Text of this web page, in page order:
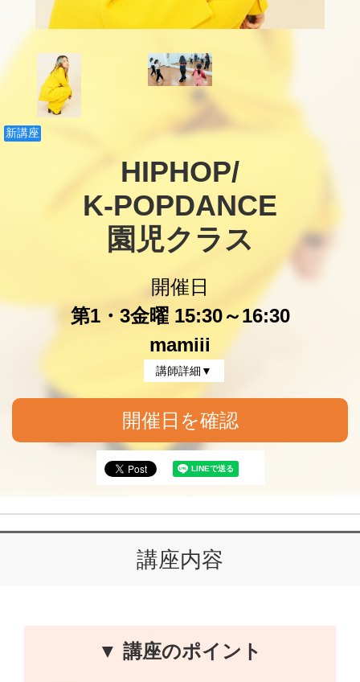
新講座
HIPHOP/
K-POPDANCE
園児クラス
開催日
第1・3金曜 15:30～16:30
mamiii
講師詳細▼
開催日を確認
講座内容
▼ 講座のポイント